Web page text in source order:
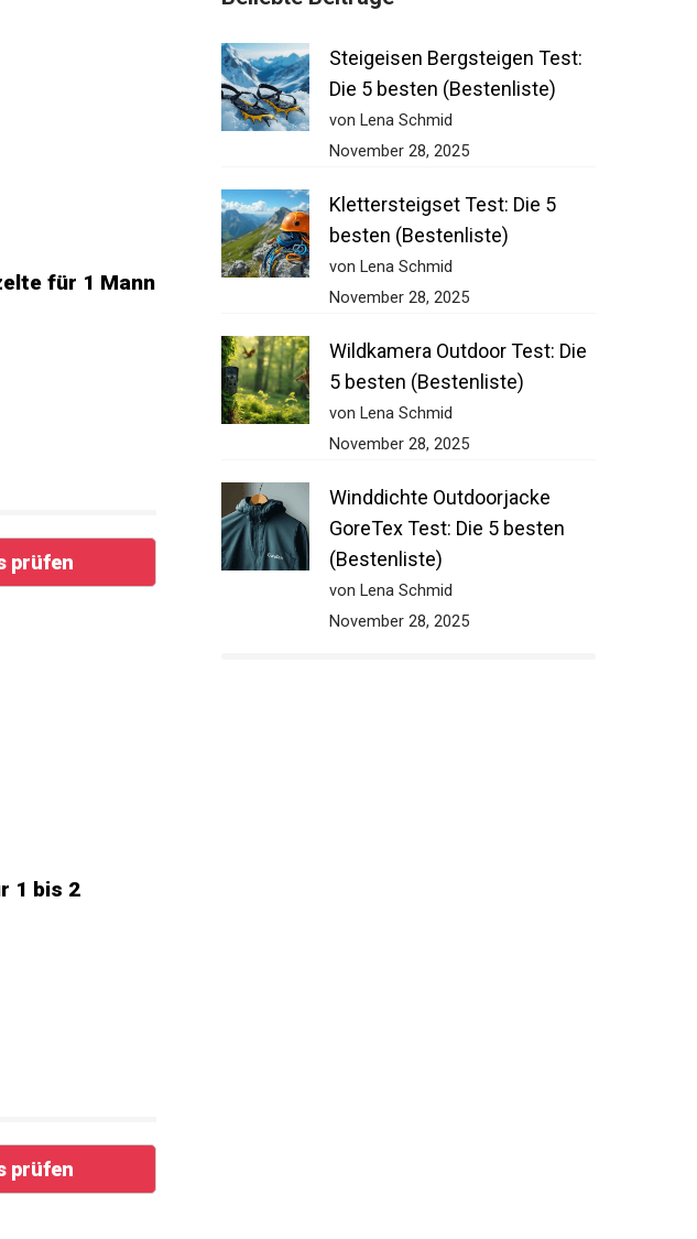
für 1
1 bis 2
Steigeisen Bergsteigen Test:
Die 5 besten (Bestenliste)
von Lena Schmid
November 28, 2025
Klettersteigset Test: Die 5
besten (Bestenliste)
von Lena Schmid
November 28, 2025
Wildkamera Outdoor Test: Die
5 besten (Bestenliste)
von Lena Schmid
November 28, 2025
Winddichte Outdoorjacke
GoreTex Test: Die 5 besten
(Bestenliste)
von Lena Schmid
November 28, 2025